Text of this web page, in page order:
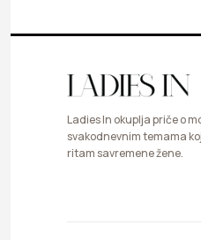
Ladies In okuplja priče o
svakodnevnim temama
ritam savremene žene.